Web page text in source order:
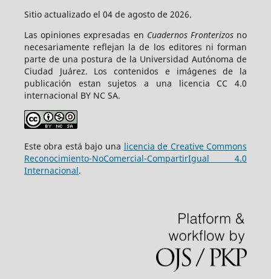
Sitio actualizado el 04 de agosto de 2026.
Las opiniones expresadas en Cuadernos Fronterizosno
necesariamente reflejan la de los editores ni forman
parte de una postura de la Universidad Autónoma de
Ciudad Juárez. Los contenidos e imágenes de la
publicación estan sujetos a una licencia CC 4.0
internacional BY NC SA.
Este obra está bajo una licencia de Creative Commons
Reconocimiento-NoComercial-CompartirIgual 4.0
Internacional.